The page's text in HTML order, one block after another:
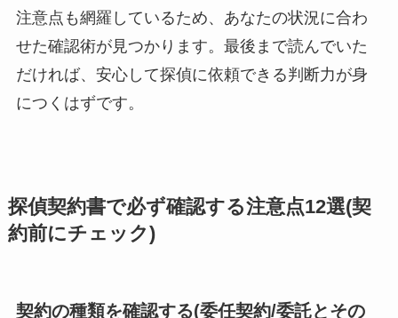
注意点も網羅しているため、あなたの状況に合わ
せた確認術が見つかります。最後まで読んでいた
だければ、安心して探偵に依頼できる判断力が身
につくはずです。
探偵契約書で必ず確認する注意点12選(契
約前にチェック)
契約の種類を確認する(委任契約/委託とその